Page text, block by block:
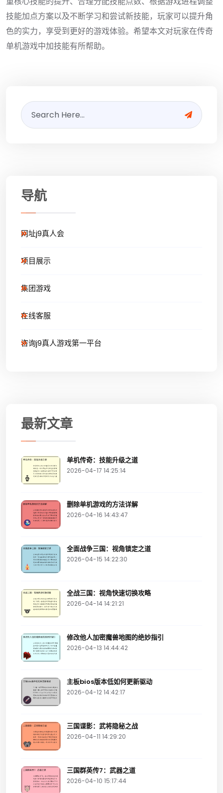
技能加点方案以及不断学习和尝试新技能，玩家可以提升角
色的实力，享受到更好的游戏体验。希望本文对玩家在传奇
单机游戏中加技能有所帮助。
导航
网址j9真人会
项目展示
集团游戏
在线客服
咨询j9真人游戏第一平台
最新文章
单机传奇：技能升级之道
2026-04-17 14:25:14
删除单机游戏的方法详解
2026-04-16 14:43:47
全面战争三国：视角锁定之道
2026-04-15 14:22:30
全战三国：视角快速切换攻略
2026-04-14 14:21:21
修改他人加密魔兽地图的绝妙指引
2026-04-13 14:44:42
主板bios版本低如何更新驱动
2026-04-12 14:42:17
三国谍影：武将隐秘之战
2026-04-11 14:29:20
三国群英传7：武器之道
2026-04-10 15:17:44